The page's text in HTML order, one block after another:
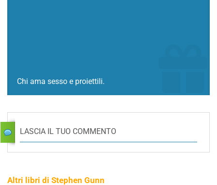
Chi ama sesso e proiettili.
LASCIA IL TUO COMMENTO
Altri libri di Stephen Gunn